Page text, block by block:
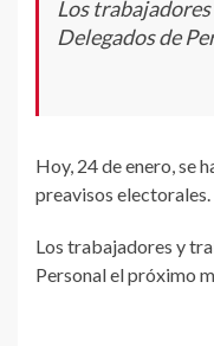
Los
Delegados de
Hoy, 24 de enero, se
preavisos electorales.
Los trabajadores y
Personal el próximo